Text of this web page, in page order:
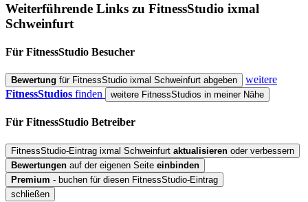
Weiterführende Links zu FitnessStudio ixmal
Schweinfurt
Für FitnessStudio Besucher
Bewertung für FitnessStudio ixmal Schweinfurt abgeben
weitere
FitnessStudios finden weitere FitnessStudios in meiner Nähe
Für FitnessStudio Betreiber
FitnessStudio-Eintrag ixmal Schweinfurt aktualisieren oder verbessern
Bewertungen auf der eigenen Seite einbinden
Premium - buchen für diesen FitnessStudio-Eintrag
schließen